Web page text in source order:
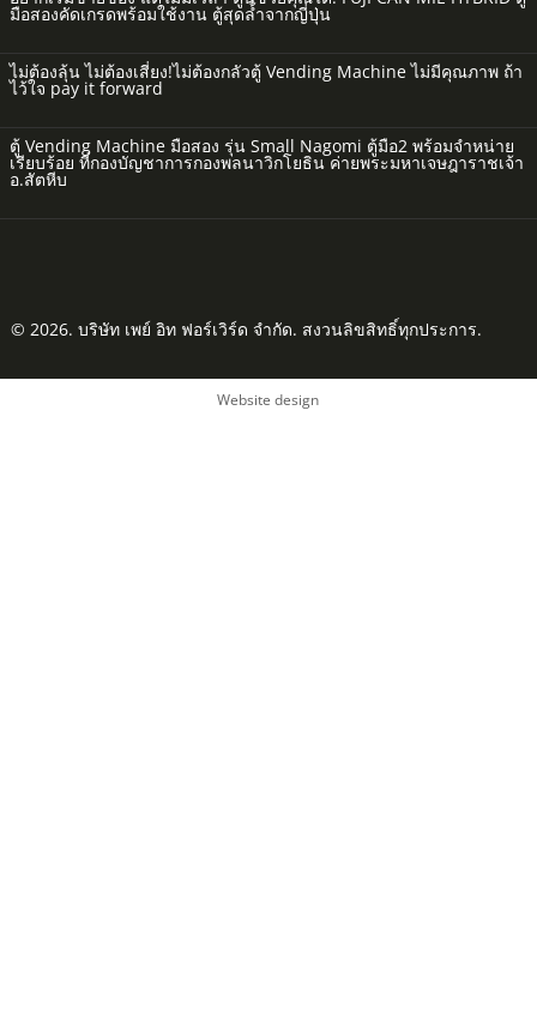
มือสองคัดเกรดพร้อมใช้งาน ตู้สุดล้ำจากญี่ปุ่น
ไม่ต้องลุ้น ไม่ต้องเสี่ยง!ไม่ต้องกลัวตู้ Vending Machine ไม่มีคุณภาพ ถ้า
ไว้ใจ pay it forward
ตู้ Vending Machine มือสอง รุ่น Small Nagomi ตู้มือ2 พร้อมจำหน่าย
เรียบร้อย ที่กองบัญชาการกองพลนาวิกโยธิน ค่ายพระมหาเจษฎาราชเจ้า
อ.สัตหีบ
© 2026. บริษัท เพย์ อิท ฟอร์เวิร์ด จำกัด. สงวนลิขสิทธิ์ทุกประการ.
Website design